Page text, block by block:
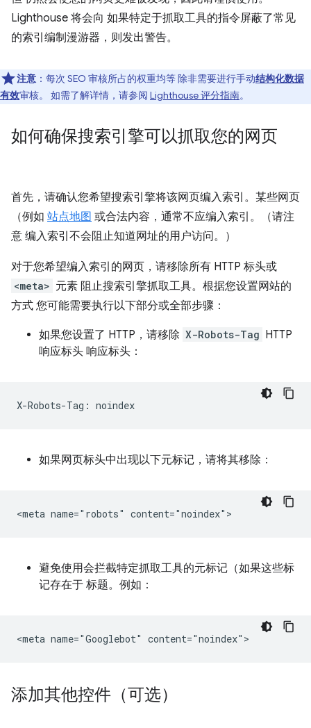
Lighthouse 将会向 如果特定于抓取工具的指令屏蔽了常见
的索引编制漫游器，则发出警告。
注意 ：每次 SEO 审核所占的权重均等 除非需要进行手动结构化数据
有效审核。 如需了解详情，请参阅 Lighthouse 评分指南。
如何确保搜索引擎可以抓取您的网页
首先，请确认您希望搜索引擎将该网页编入索引。某些网页
（例如 站点地图 或合法内容，通常不应编入索引。（请注
意 编入索引不会阻止知道网址的用户访问。）
对于您希望编入索引的网页，请移除所有 HTTP 标头或
<meta> 元素 阻止搜索引擎抓取工具。根据您设置网站的
方式 您可能需要执行以下部分或全部步骤：
如果您设置了 HTTP，请移除 X-Robots-Tag HTTP
响应标头 响应标头：
如果网页标头中出现以下元标记，请将其移除：
避免使用会拦截特定抓取工具的元标记（如果这些标
记存在于 标题。例如：
添加其他控件（可选）